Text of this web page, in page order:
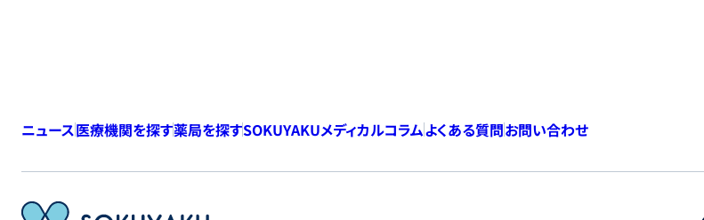
ニュース医療機関を探す薬局を探すSOKUYAKUメディカルコラムよくある質問お問い合わせ